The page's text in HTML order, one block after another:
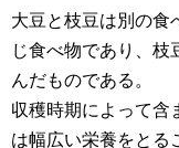
大豆と枝豆は別の食
じ食べ物であり、
んだものである。
収穫時期によって含
は幅広い栄養をとる